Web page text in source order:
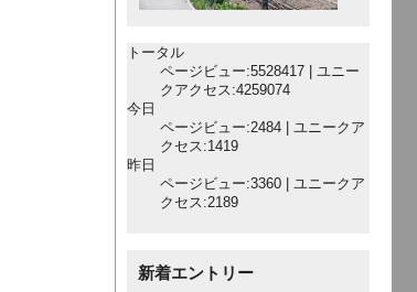
トータル
ページビュー:5528417 | ユニー
クアクセス:4259074
今日
ページビュー:2484 | ユニークア
クセス:1419
昨日
ページビュー:3360 | ユニークア
クセス:2189
新着エントリー